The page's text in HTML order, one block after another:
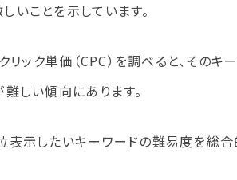
いことを示しています。
ック単価（CPC）を調べると、その
しい傾向にあります。
示したいキーワードの難易度を総合